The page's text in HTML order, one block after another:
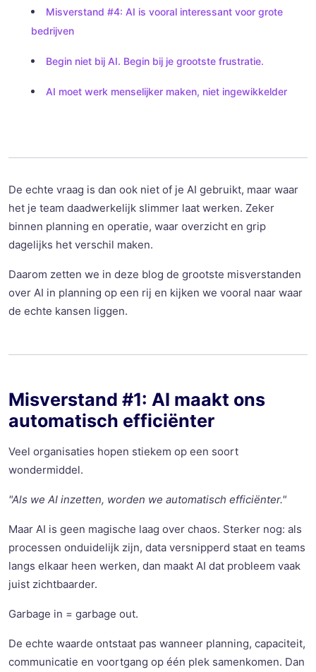
Misverstand #4: AI is vooral interessant voor grote
bedrijven
Begin niet bij AI. Begin bij je grootste frustratie.
AI moet werk menselijker maken, niet ingewikkelder
De echte vraag is dan ook niet of je AI gebruikt, maar waar
het je team daadwerkelijk slimmer laat werken. Zeker
binnen planning en operatie, waar overzicht en grip
dagelijks het verschil maken.
Daarom zetten we in deze blog de grootste misverstanden
over AI in planning op een rij en kijken we vooral naar waar
de echte kansen liggen.
Misverstand #1: AI maakt ons
automatisch efficiënter
Veel organisaties hopen stiekem op een soort
wondermiddel.
"Als we AI inzetten, worden we automatisch efficiënter."
Maar AI is geen magische laag over chaos. Sterker nog: als
processen onduidelijk zijn, data versnipperd staat en teams
langs elkaar heen werken, dan maakt AI dat probleem vaak
juist zichtbaarder.
Garbage in = garbage out.
De echte waarde ontstaat pas wanneer planning, capaciteit,
communicatie en voortgang op één plek samenkomen. Dan